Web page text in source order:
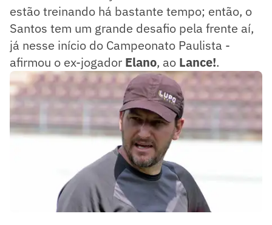
estão treinando há bastante tempo; então, o
Santos tem um grande desafio pela frente aí,
já nesse início do Campeonato Paulista -
afirmou o ex-jogador Elano, ao Lance!.